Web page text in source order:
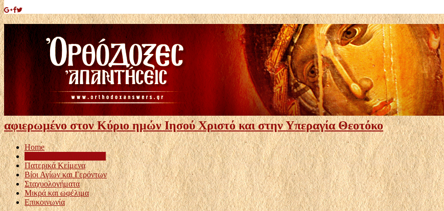
αφιερωμένο στον Κύριο ημών Ιησού Χριστό και στην Υπεραγία Θεοτόκο
Home
Πατερικά Κείμενα
Βίοι Αγίων και Γερόντων
Σταχυολογήματα
Μικρά και ωφέλιμα
Επικοινωνία